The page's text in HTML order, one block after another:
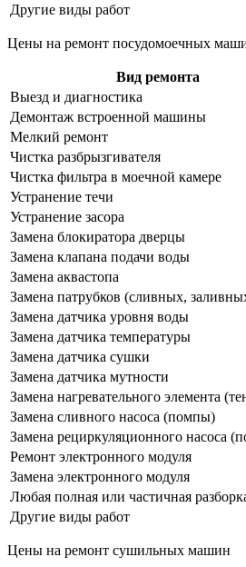
Другие виды работ
Цены на ремонт посудомоечных
Вид ремонта
Выезд и диагностика
Демонтаж встроенной машины
Мелкий ремонт
Чистка разбрызгивателя
Чистка фильтра в моечной камере
Устранение течи
Устранение засора
Замена блокиратора дверцы
Замена клапана подачи воды
Замена аквастопа
Замена патрубков (сливных,
Замена датчика уровня воды
Замена датчика температуры
Замена датчика сушки
Замена датчика мутности
Замена нагревательного элемента
Замена сливного насоса (помпы)
Замена рециркуляционного насоса
Ремонт электронного модуля
Замена электронного модуля
Любая полная или частичная
Другие виды работ
Цены на ремонт сушильных машин